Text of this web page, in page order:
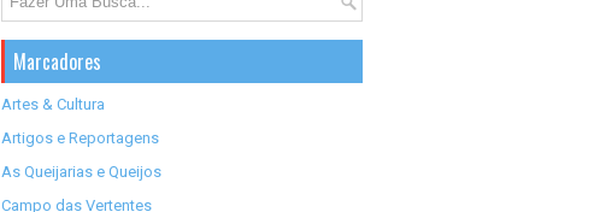
Marcadores
Artes & Cultura
Artigos e Reportagens
As Queijarias e Queijos
Campo das Vertentes